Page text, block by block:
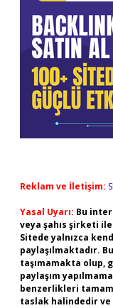
Reklam ve İletişim:
Yasal Uyarı: Bu
veya şahıs şirketi
Sitede yalnızca
paylaşılmaktadır.
taşımamakta olup,
paylaşım
benzerlikleri
taslak halindedir